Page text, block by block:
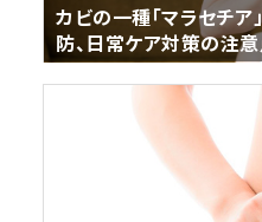
カビの一種「マラセチ
防、日常ケア対策の注